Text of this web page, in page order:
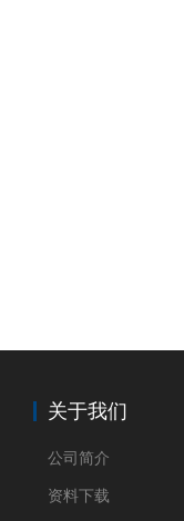
关于我们
公司简介
资料下载